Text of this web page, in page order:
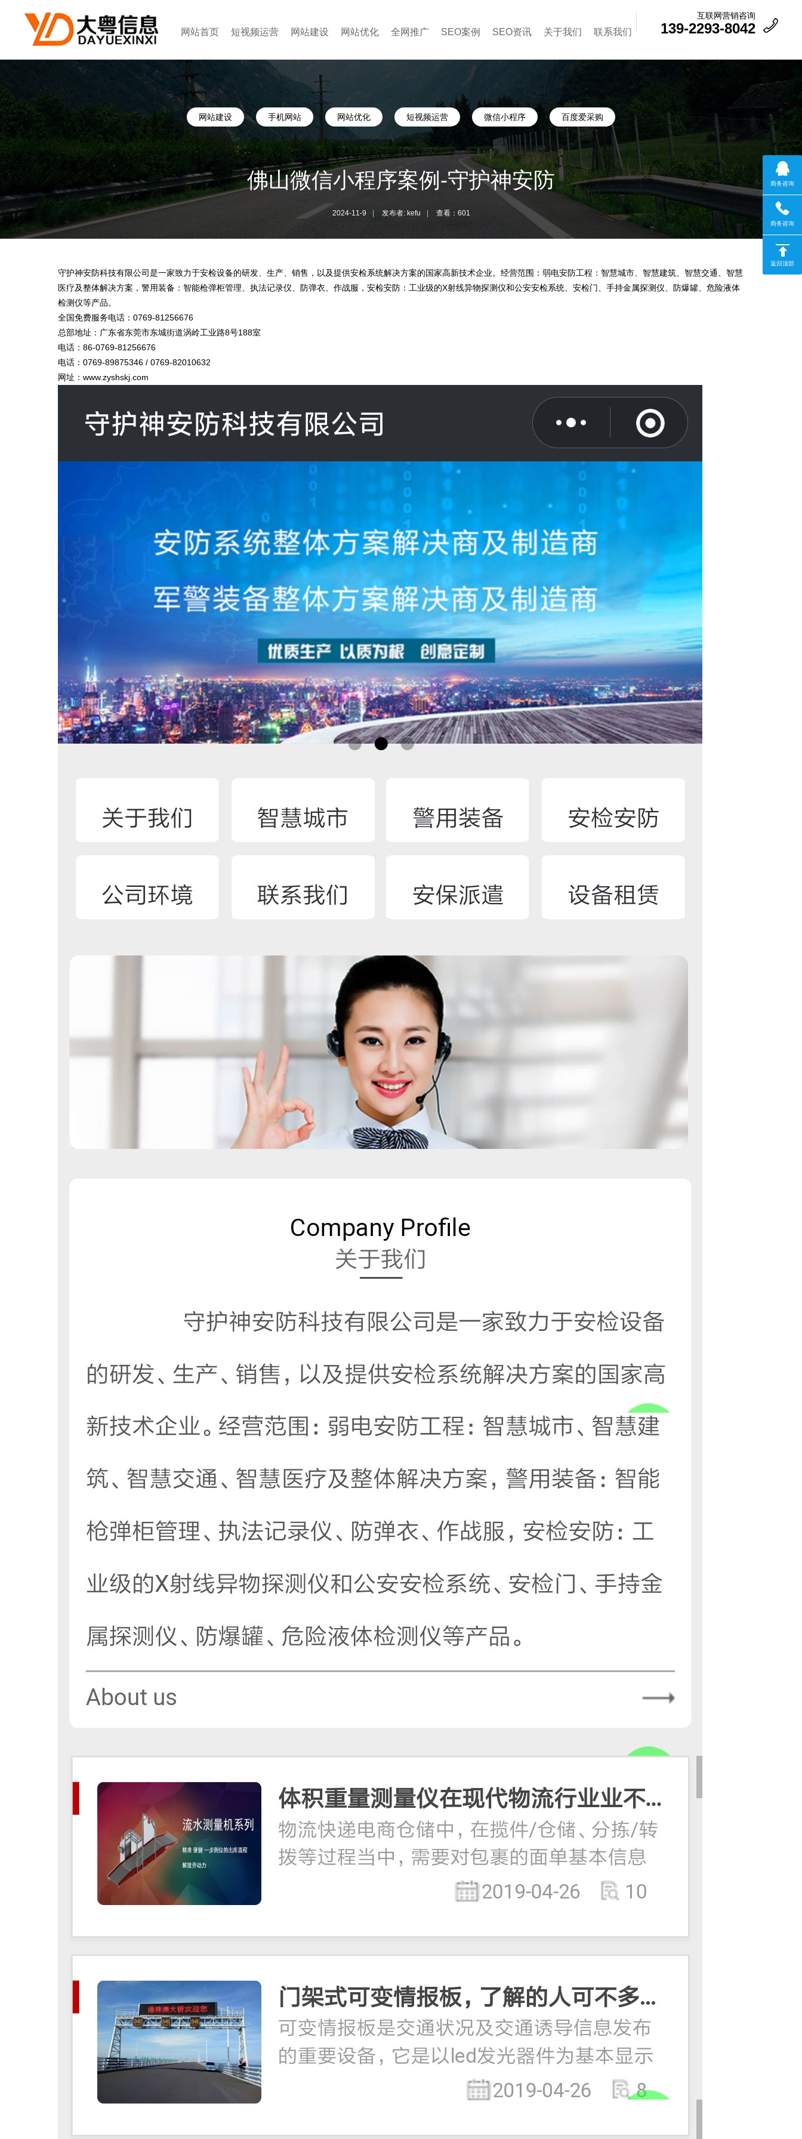
网站首页 短视频运营 网站建设 网站优化 全网推广 SEO案例 SEO资讯 关于我们 联系我们
互联网营销咨询
139-2293-8042
网站建设 手机网站 网站优化 短视频运营 微信小程序 百度爱采购
佛山微信小程序案例-守护神安防
2024-11-9 发布者: kefu 查看：601
守护神安防科技有限公司是一家致力于安检设备的研发、生产、销售，以及提供安检系统解决方案的国家高新技术企业。经营范围：弱电安防工程：智慧城市、智慧建筑、智慧交通、智慧
医疗及整体解决方案，警用装备：智能枪弹柜管理、执法记录仪、防弹衣、作战服，安检安防：工业级的X射线异物探测仪和公安安检系统、安检门、手持金属探测仪、防爆罐、危险液体
检测仪等产品。
全国免费服务电话：0769-81256676
总部地址：广东省东莞市东城街道涡岭工业路8号188室
电话：86-0769-81256676
电话：0769-89875346 / 0769-82010632
网址：www.zyshskj.com
商务咨询
商务咨询
返回顶部